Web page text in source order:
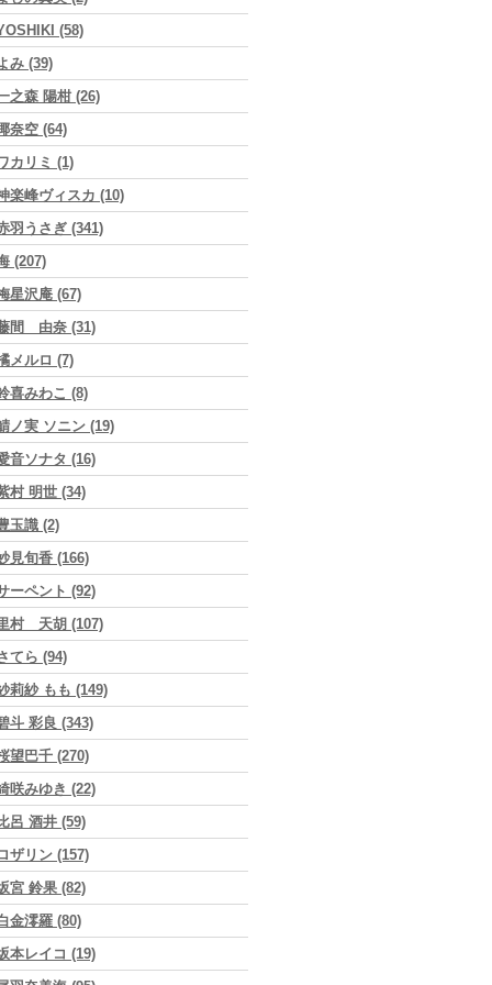
(58)
み (39)
之森 陽柑 (26)
奈空 (64)
カリミ (1)
楽峰ヴィスカ (10)
羽うさぎ (341)
(207)
星沢庵 (67)
間 由奈 (31)
メルロ (7)
喜みわこ (8)
ノ実 ソニン (19)
音ソナタ (16)
村 明世 (34)
玉識 (2)
見旬香 (166)
ーペント (92)
村 天胡 (107)
てら (94)
莉紗 もも (149)
斗 彩良 (343)
望巴千 (270)
咲みゆき (22)
呂 酒井 (59)
ザリン (157)
宮 鈴果 (82)
金澪羅 (80)
本レイコ (19)